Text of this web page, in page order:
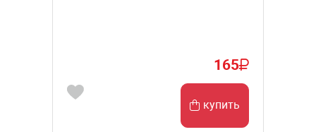
165
купить